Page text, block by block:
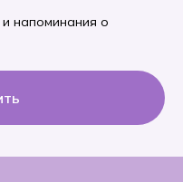
напоминания о